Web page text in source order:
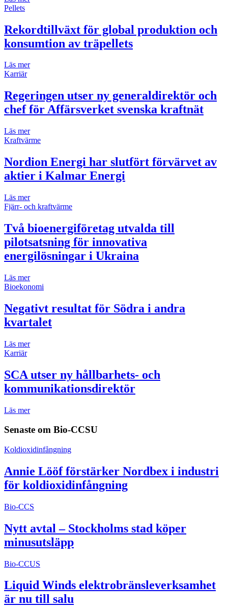
Pellets
Rekordtillväxt för global produktion och
konsumtion av träpellets
Läs mer
Karriär
Regeringen utser ny generaldirektör och
chef för Affärsverket svenska kraftnät
Läs mer
Kraftvärme
Nordion Energi har slutfört förvärvet av
aktier i Kalmar Energi
Läs mer
Fjärr- och kraftvärme
Två bioenergiföretag utvalda till
pilotsatsning för innovativa
energilösningar i Ukraina
Läs mer
Bioekonomi
Negativt resultat för Södra i andra
kvartalet
Läs mer
Karriär
SCA utser ny hållbarhets- och
kommunikationsdirektör
Läs mer
Senaste om Bio-CCSU
Koldioxidinfångning
Annie Lööf förstärker Nordbex i industri
för koldioxidinfångning
Bio-CCS
Nytt avtal – Stockholms stad köper
minusutsläpp
Bio-CCUS
Liquid Winds elektrobränsleverksamhet
är nu till salu